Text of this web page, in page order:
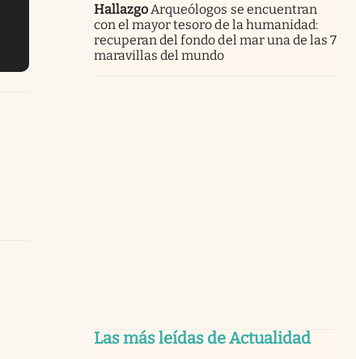
HallazgoArqueólogos se encuentran
con el mayor tesoro de la humanidad:
recuperan del fondo del mar una de las 7
maravillas del mundo
Las más leídas de Actualidad